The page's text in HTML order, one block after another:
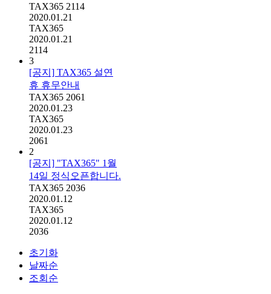
TAX365 2114
2020.01.21
TAX365
2020.01.21
2114
3
[공지] TAX365 설연
휴 휴무안내
TAX365 2061
2020.01.23
TAX365
2020.01.23
2061
2
[공지] "TAX365" 1월
14일 정식오픈합니다.
TAX365 2036
2020.01.12
TAX365
2020.01.12
2036
초기화
날짜순
조회순